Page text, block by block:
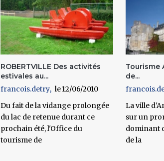
ROBERTVILLE Des activités
estivales au...
francois.detry
12/06/2010
Du fait de la vidange prolongée
du lac de retenue durant ce
prochain été, l'Office du
tourisme de
Tourisme
de...
La ville
sur un
dominant
de la